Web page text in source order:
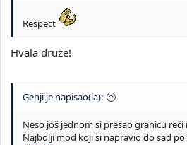
Respect
Hvala druze!
Genji je napisao(la):
Neso još jednom si prešao granicu
Najbolji mod koji si napravio do sad